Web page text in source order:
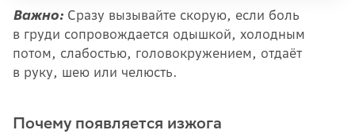
Важно: Сразу вызывайте скорую, если боль
в груди сопровождается одышкой, холодным
потом, слабостью, головокружением, отдаёт
в руку, шею или челюсть.
Почему появляется изжога